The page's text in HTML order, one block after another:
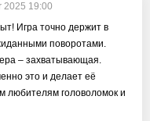
2025 19:00
Игра точно держит в
поворотами.
– захватывающая.
это и делает её
любителям головоломок и